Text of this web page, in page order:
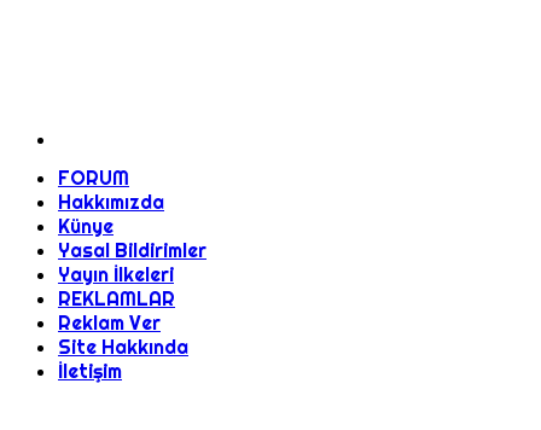
FORUM
Hakkımızda
Künye
Yasal Bildirimler
Yayın İlkeleri
REKLAMLAR
Reklam Ver
Site Hakkında
İletişim